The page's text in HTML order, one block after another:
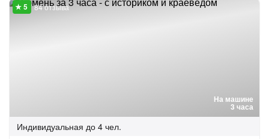
На машине
3 часа
84 отзыва
Индивидуальная до 4 чел.